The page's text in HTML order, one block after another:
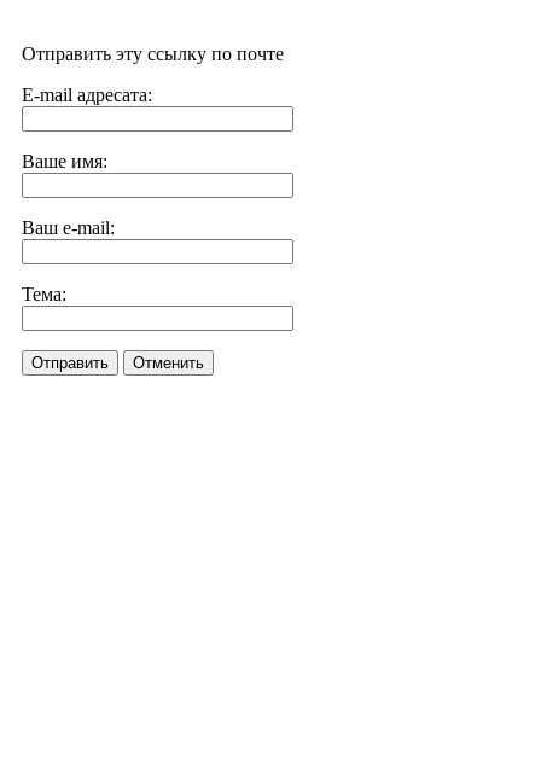
Отправить эту ссылку по почте
E-mail адресата:
Ваше имя:
Ваш e-mail:
Тема:
Отправить Отменить